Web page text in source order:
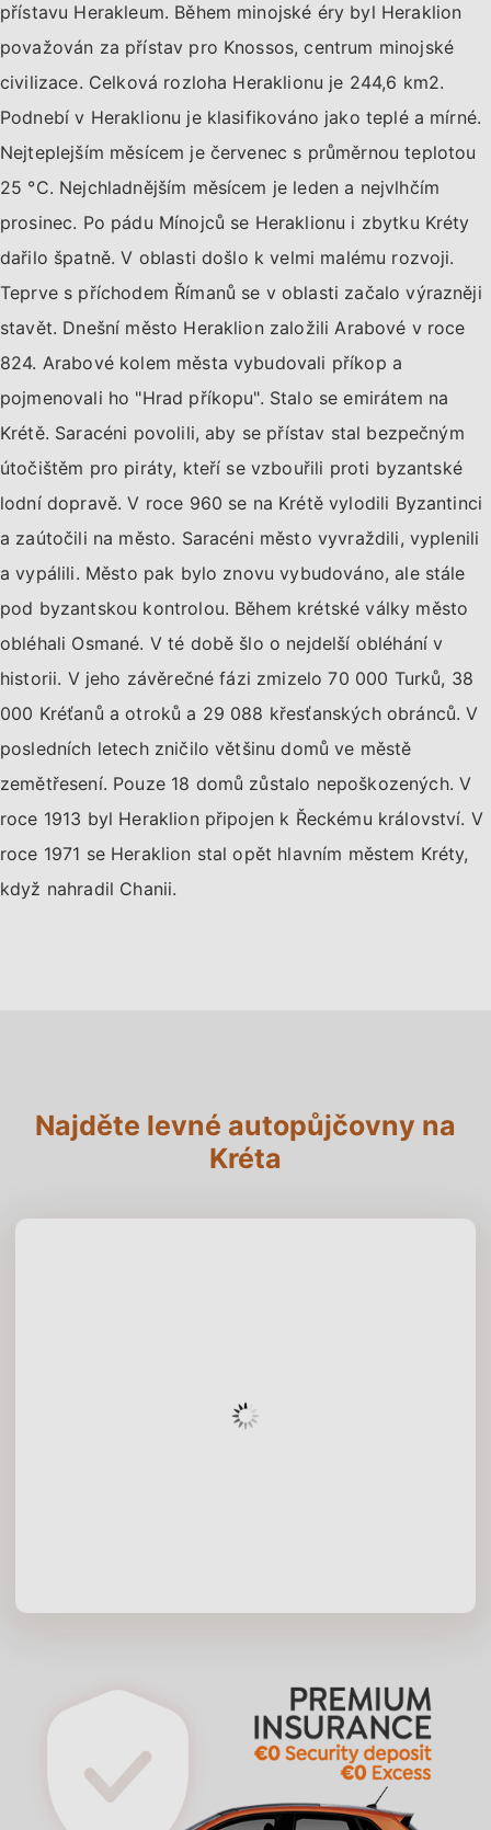
přístavu Herakleum. Během minojské éry byl Heraklion
považován za přístav pro Knossos, centrum minojské
civilizace. Celková rozloha Heraklionu je 244,6 km2.
Podnebí v Heraklionu je klasifikováno jako teplé a mírné.
Nejteplejším měsícem je červenec s průměrnou teplotou
25 °C. Nejchladnějším měsícem je leden a nejvlhčím
prosinec. Po pádu Mínojců se Heraklionu i zbytku Kréty
dařilo špatně. V oblasti došlo k velmi malému rozvoji.
Teprve s příchodem Římanů se v oblasti začalo výrazněji
stavět. Dnešní město Heraklion založili Arabové v roce
824. Arabové kolem města vybudovali příkop a
pojmenovali ho "Hrad příkopu". Stalo se emirátem na
Krétě. Saracéni povolili, aby se přístav stal bezpečným
útočištěm pro piráty, kteří se vzbouřili proti byzantské
lodní dopravě. V roce 960 se na Krétě vylodili Byzantinci
a zaútočili na město. Saracéni město vyvraždili, vyplenili
a vypálili. Město pak bylo znovu vybudováno, ale stále
pod byzantskou kontrolou. Během krétské války město
obléhali Osmané. V té době šlo o nejdelší obléhání v
historii. V jeho závěrečné fázi zmizelo 70 000 Turků, 38
000 Kréťanů a otroků a 29 088 křesťanských obránců. V
posledních letech zničilo většinu domů ve městě
zemětřesení. Pouze 18 domů zůstalo nepoškozených. V
roce 1913 byl Heraklion připojen k Řeckému království. V
roce 1971 se Heraklion stal opět hlavním městem Kréty,
když nahradil Chanii.
Najděte levné autopůjčovny na
Kréta